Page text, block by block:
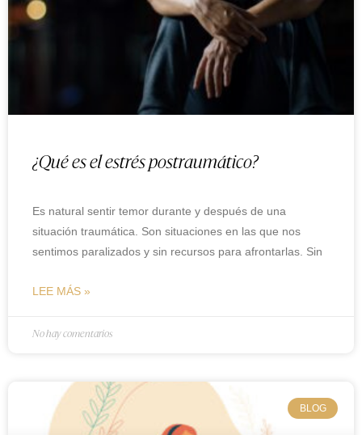
¿Qué es el estrés postraumático?
Es natural sentir temor durante y después de una
situación traumática. Son situaciones en las que nos
sentimos paralizados y sin recursos para afrontarlas. Sin
LEE MÁS »
No hay comentarios
BLOG